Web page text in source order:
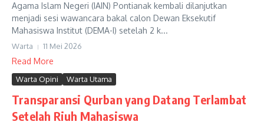
Agama Islam Negeri (IAIN) Pontianak kembali dilanjutkan
menjadi sesi wawancara bakal calon Dewan Eksekutif
Mahasiswa Institut (DEMA-I) setelah 2 k...
Warta 11 Mei 2026
Read More
Warta Opini Warta Utama
Transparansi Qurban yang Datang Terlambat
Setelah Riuh Mahasiswa